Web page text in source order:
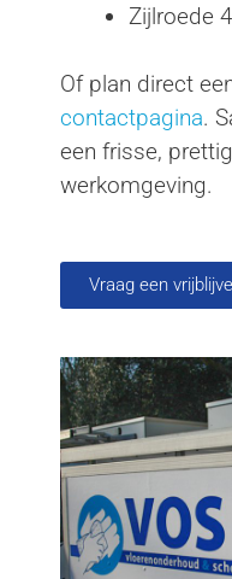
Zijlroede
Of plan direct
contactpagina.
een frisse,
werkomgeving.
Vraag een